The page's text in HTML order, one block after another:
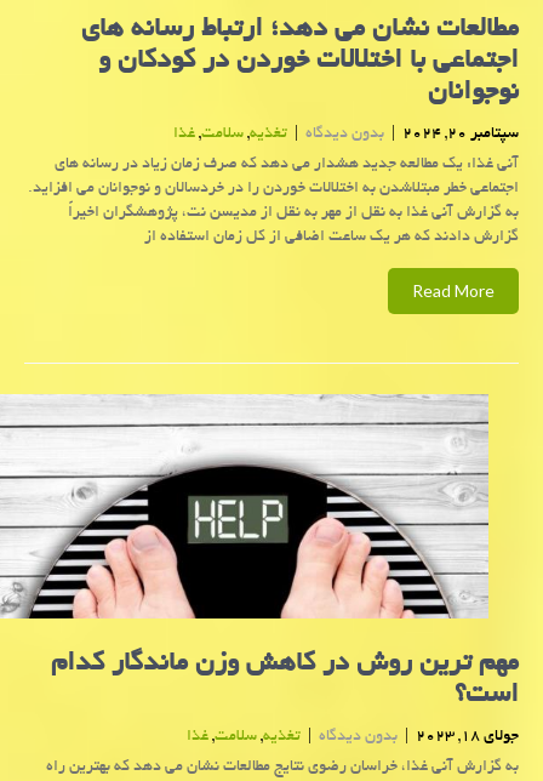
مطالعات نشان می دهد؛ ارتباط رسانه های
اجتماعی با اختلالات خوردن در کودکان و
نوجوانان
سپتامبر 20, 2024 | بدون دیدگاه | تغذیه,سلامت,غذا
آنی غذا: یک مطالعه جدید هشدار می دهد که صرف زمان زیاد در رسانه های
اجتماعی خطر مبتلاشدن به اختلالات خوردن را در خردسالان و نوجوانان می افزاید.
به گزارش آنی غذا به نقل از مهر به نقل از مدیسن نت، پژوهشگران اخیراً
گزارش دادند که هر یک ساعت اضافی از کل زمان استفاده از
Read More
مهم ترین روش در کاهش وزن ماندگار کدام
است؟
جولای 18, 2023 | بدون دیدگاه | تغذیه,سلامت,غذا
به گزارش آنی غذا، خراسان رضوی نتایج مطالعات نشان می دهد که بهترین راه